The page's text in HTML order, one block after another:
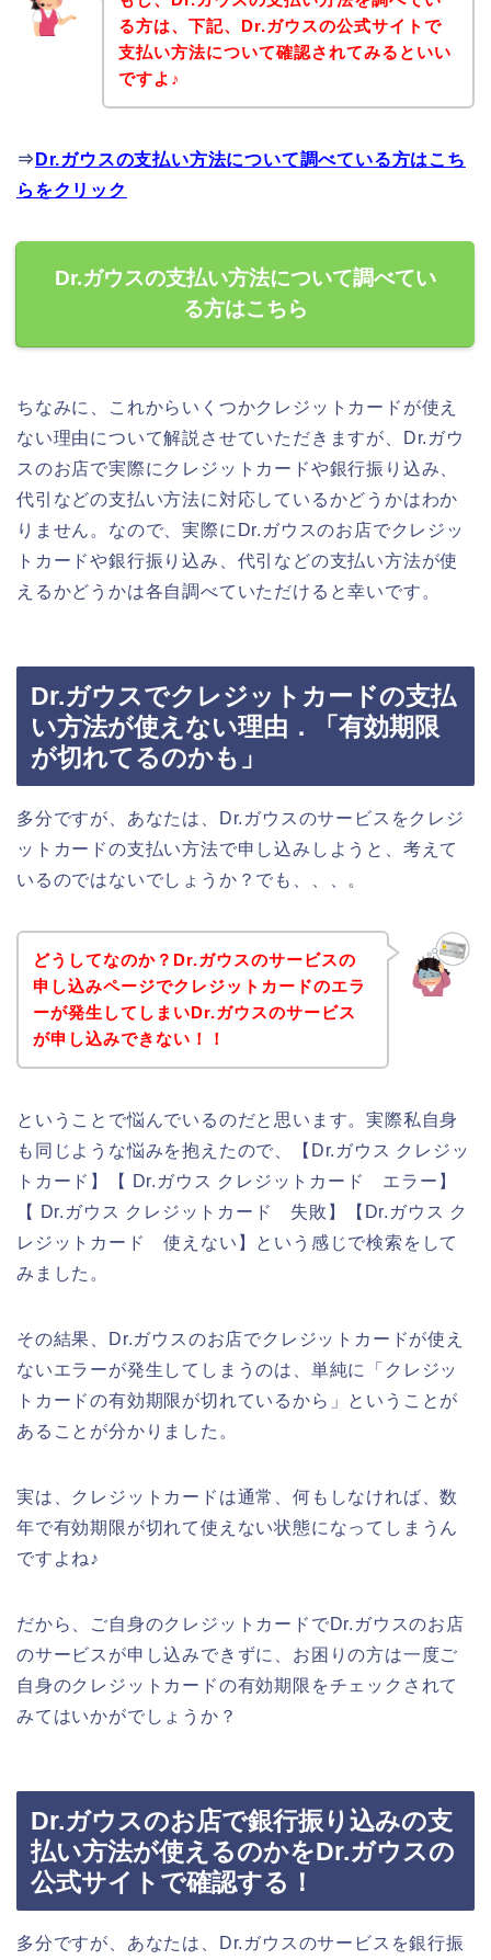
る方は、下記、Dr.ガウスの公式サイトで
支払い方法について確認されてみるといい
ですよ♪
⇒ Dr.ガウスの支払い方法について調べている方はこち
らをクリック
Dr.ガウスの支払い方法について調べてい
る方はこちら
ちなみに、これからいくつかクレジットカードが使え
ない理由について解説させていただきますが、Dr.ガウ
スのお店で実際にクレジットカードや銀行振り込み、
代引などの支払い方法に対応しているかどうかはわか
りません。なので、実際にDr.ガウスのお店でクレジッ
トカードや銀行振り込み、代引などの支払い方法が使
えるかどうかは各自調べていただけると幸いです。
Dr.ガウスでクレジットカードの支払
い方法が使えない理由．「有効期限
が切れてるのかも」
多分ですが、あなたは、Dr.ガウスのサービスをクレジ
ットカードの支払い方法で申し込みしようと、考えて
いるのではないでしょうか？でも、、、。
どうしてなのか？Dr.ガウスのサービスの
申し込みページでクレジットカードのエラ
ーが発生してしまいDr.ガウスのサービス
が申し込みできない！！
ということで悩んでいるのだと思います。実際私自身
も同じような悩みを抱えたので、【Dr.ガウス クレジッ
トカード】【 Dr.ガウス クレジットカード エラー】
【 Dr.ガウス クレジットカード 失敗】【Dr.ガウス ク
レジットカード 使えない】という感じで検索をして
みました。
その結果、Dr.ガウスのお店でクレジットカードが使え
ないエラーが発生してしまうのは、単純に「クレジッ
トカードの有効期限が切れているから」ということが
あることが分かりました。
実は、クレジットカードは通常、何もしなければ、数
年で有効期限が切れて使えない状態になってしまうん
ですよね♪
だから、ご自身のクレジットカードでDr.ガウスのお店
のサービスが申し込みできずに、お困りの方は一度ご
自身のクレジットカードの有効期限をチェックされて
みてはいかがでしょうか？
Dr.ガウスのお店で銀行振り込みの支
払い方法が使えるのかをDr.ガウスの
公式サイトで確認する！
多分ですが、あなたは、Dr.ガウスのサービスを銀行振